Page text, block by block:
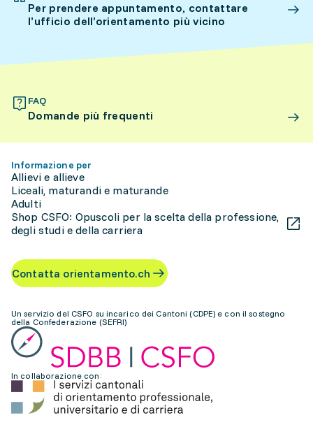
Per prendere appuntamento, contattare
l’ufficio dell’orientamento più vicino
FAQ
Domande più frequenti
Informazione per
Allievi e allieve
Liceali, maturandi e maturande
Adulti
Shop CSFO: Opuscoli per la scelta della professione,
degli studi e della carriera
Contatta orientamento.ch
Un servizio del CSFO su incarico dei Cantoni (CDPE) e con il sostegno
della Confederazione (SEFRI)
In collaborazione con: